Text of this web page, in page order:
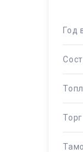
Год
Торг